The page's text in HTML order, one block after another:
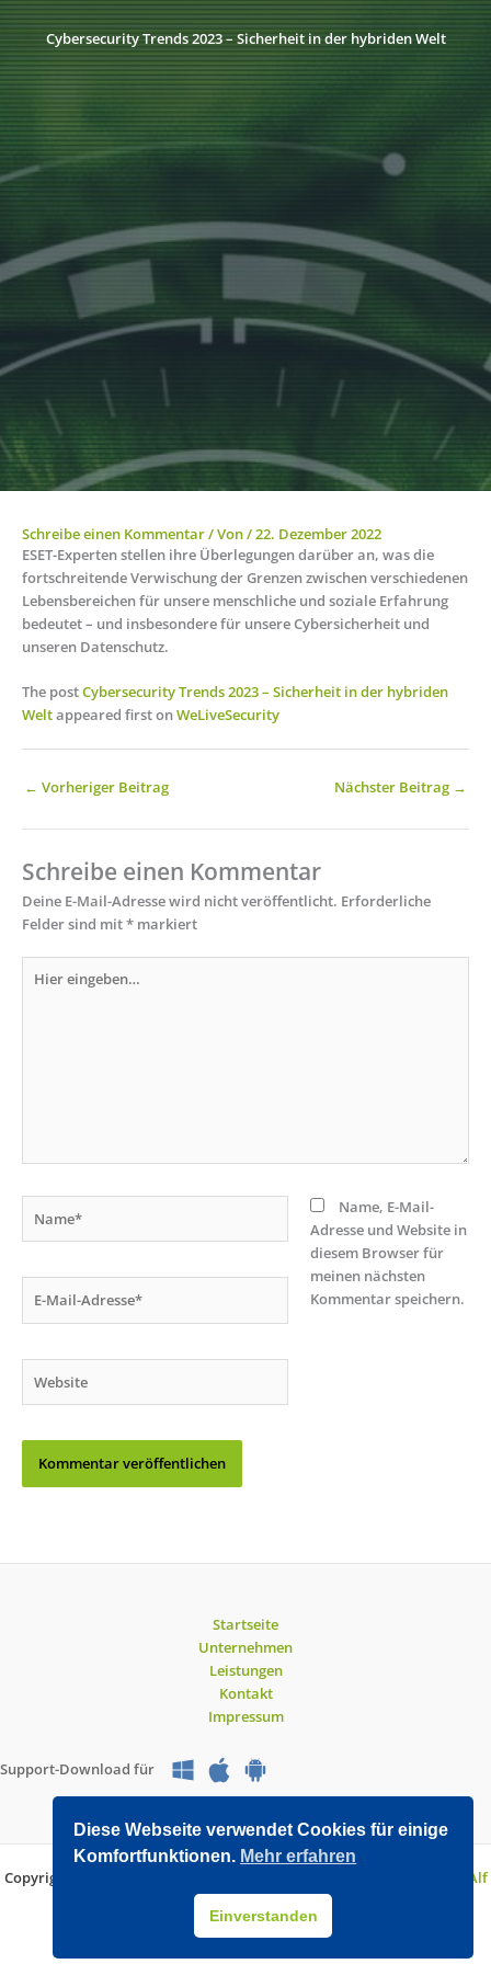
Cybersecurity Trends 2023 – Sicherheit in der hybriden Welt
Schreibe einen Kommentar/ Von/22. Dezember 2022
ESET-Experten stellen ihre Überlegungen darüber an, was die
fortschreitende Verwischung der Grenzen zwischen verschiedenen
Lebensbereichen für unsere menschliche und soziale Erfahrung
bedeutet – und insbesondere für unsere Cybersicherheit und
unseren Datenschutz.
The postCybersecurity Trends 2023 – Sicherheit in der hybriden
Weltappeared first onWeLiveSecurity
← Vorheriger Beitrag Nächster Beitrag →
Schreibe einen Kommentar
Deine E-Mail-Adresse wird nicht veröffentlicht. Erforderliche
Felder sind mit* markiert
eingeben…
Mail-
Name, E-Mail-
Adresse und Website in
diesem Browser für
meinen nächsten
Kommentar speichern.
Startseite
Unternehmen
Leistungen
Kontakt
Impressum
Support-Download für
Copyright © 2026 O&V DATEC GmbH | Entwickelt mit WordPress von
Alf
Drollinger
Diese Webseite verwendet Cookies für einige
Komfortfunktionen. Mehr erfahren
Einverstanden